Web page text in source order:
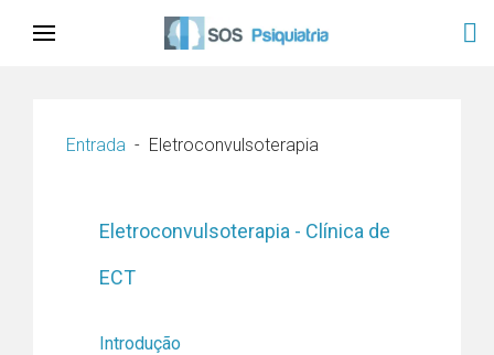
Entrada Eletroconvulsoterapia
Eletroconvulsoterapia - Clínica de
ECT
Introdução